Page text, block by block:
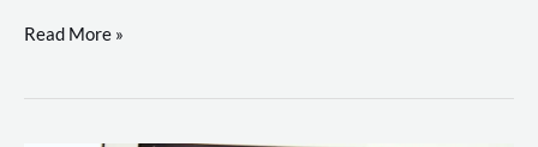
Large
Models
Read More »